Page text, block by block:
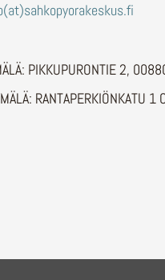
PIKKUPURONTIE 2,